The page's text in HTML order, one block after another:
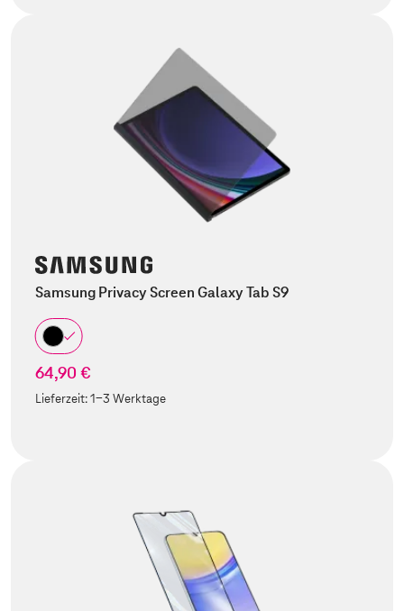
Samsung Privacy Screen Galaxy Tab S9
64,90 €
Lieferzeit:1-3 Werktage